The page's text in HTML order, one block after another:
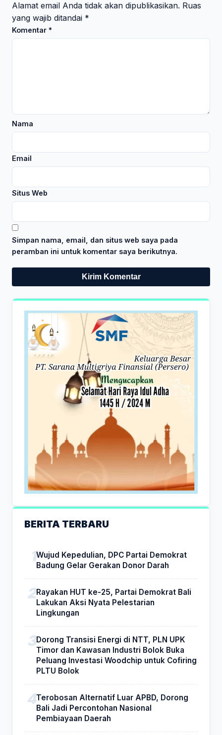
Alamat email Anda tidak akan dipublikasikan. Ruas
yang wajib ditandai *
Komentar *
Nama
Email
Situs Web
Simpan nama, email, dan situs web saya pada
peramban ini untuk komentar saya berikutnya.
BERITA TERBARU
Wujud Kepedulian, DPC Partai Demokrat
Badung Gelar Gerakan Donor Darah
Rayakan HUT ke-25, Partai Demokrat Bali
Lakukan Aksi Nyata Pelestarian
Lingkungan
Dorong Transisi Energi di NTT, PLN UPK
Timor dan Kawasan Industri Bolok Buka
Peluang Investasi Woodchip untuk Cofiring
PLTU Bolok
Terobosan Alternatif Luar APBD, Dorong
Bali Jadi Percontohan Nasional
Pembiayaan Daerah